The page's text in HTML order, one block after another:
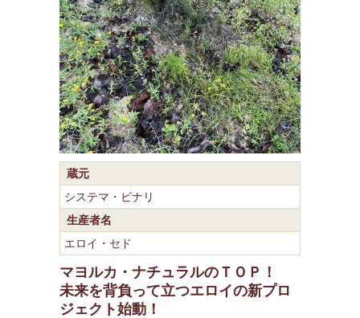
蔵元
システマ・ビナリ
生産者名
エロイ・セド
マヨルカ・ナチュラルのＴＯＰ！
未来を背負って立つエロイの新プロ
ジェクト始動！